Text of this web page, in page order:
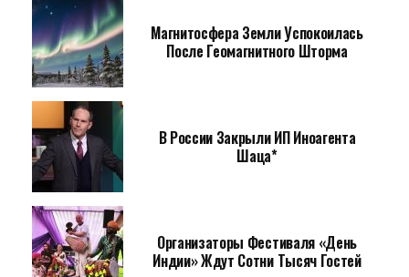
Магнитосфера Земли Успокоилась
После Геомагнитного Шторма
В России Закрыли ИП Иноагента
Шаца*
Организаторы Фестиваля «День
Индии» Ждут Сотни Тысяч Гостей